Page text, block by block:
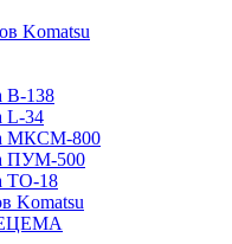
Komatsu
B-138
L-34
МКСМ-800
ПУМ-500
ТО-18
Komatsu